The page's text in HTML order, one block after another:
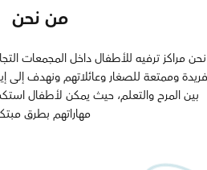
مرحبًا بكم
شاطئ
الحديثة
من نحن
نحن مراكز ترفيه للأطفال داخل المجمعات
فريدة وممتعة للصغار وعائلاتهم ونهدف إلى
بين المرح والتعلم، حيث يمكن لأطفال
مهاراتهم بطرق